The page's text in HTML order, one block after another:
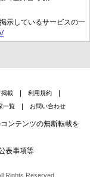
示しているサービスの一
掲載
利用規約
一覧 お問い合わせ
ンテンツの無断転載を
表事項等
Rights Reserved.